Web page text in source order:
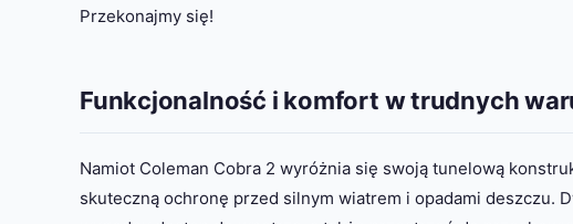
Przekonajmy się!
Funkcjonalność i komfort w trudnych
Namiot Coleman Cobra 2 wyróżnia się swoją tunelową
skuteczną ochronę przed silnym wiatrem i opadami deszczu.